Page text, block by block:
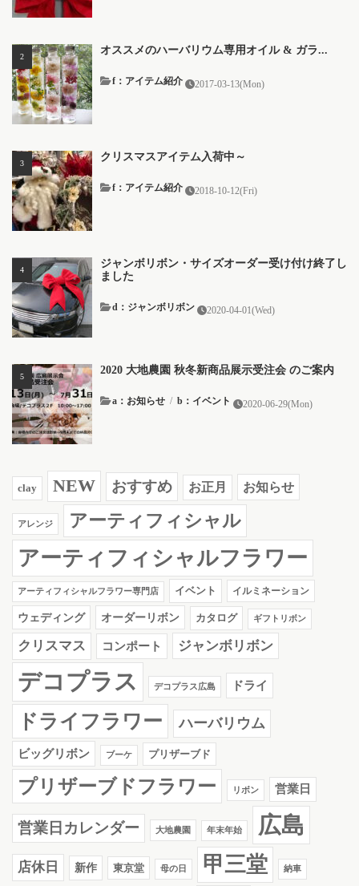
オススメのハーバリウム専用オイル & ガラ...
2017-03-13(Mon)
f：アイテム紹介
クリスマスアイテム入荷中～
2018-10-12(Fri)
f：アイテム紹介
ジャンボリボン・サイズオーダー受け付け終了し
ました
2020-04-01(Wed)
d：ジャンボリボン
2020 大地農園 秋冬新商品展示受注会 のご案内
2020-06-29(Mon)
a：お知らせ / b：イベント
clay NEW おすすめ お正月 お知らせ
アレンジ アーティフィシャル
アーティフィシャルフラワー
アーティフィシャルフラワー専門店 イベント イルミネーション
ウェディング オーダーリボン カタログ ギフトリボン
クリスマス コンポート ジャンボリボン
デコプラス デコプラス広島 ドライ
ドライフラワー ハーバリウム
ビッグリボン ブーケ プリザーブド
プリザーブドフラワー リボン 営業日
営業日カレンダー 大地農園 年末年始 広島
店休日 新作 東京堂 母の日 甲三堂 納車